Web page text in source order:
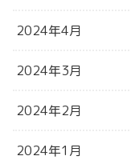
2024年4月
2024年3月
2024年2月
2024年1月